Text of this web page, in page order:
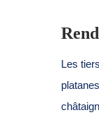
Les